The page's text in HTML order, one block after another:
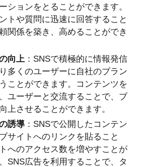
ションをとることができます。
トや質問に迅速に回答すること
関係を築き、高めることができ
向上 ：SNSで積極的に情報発信
多くのユーザーに自社のブラン
ことができます。コンテンツを
ユーザーと交流することで、ブ
上させることができます。
誘導 ：SNSで公開したコンテン
サイトへのリンクを貼ること
へのアクセス数を増やすことが
SNS広告を利用することで、タ